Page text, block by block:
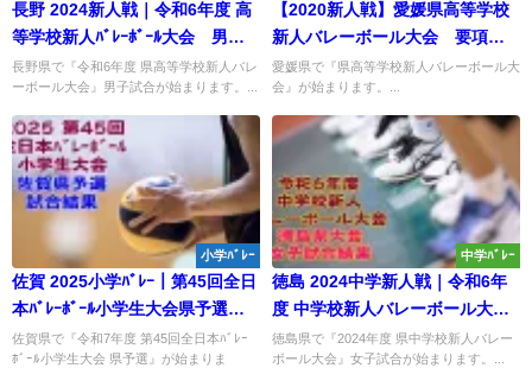
長野 2024新人戦｜令和6年度 高
等学校新人ﾊﾞﾚｰﾎﾞｰﾙ大会 男子
試合結果
長野県で『令和6年度 県高等学校新人バレ
ーボール大会』男子試合が始まります。...
【2020新人戦】愛媛県高等学校
新人バレーボール大会 要項・
組合せ
愛媛県で『県高等学校新人バレーボール大
会』が始まります。...
小学ﾊﾞﾚｰ
佐賀 2025小学ﾊﾞﾚｰ｜第45回全日
本ﾊﾞﾚｰﾎﾞｰﾙ小学生大会県予選
試合結果
佐賀県で『令和7年度 第45回全日本ﾊﾞﾚｰ
ﾎﾞｰﾙ小学生大会 県予選』が始まりま
中学ﾊﾞﾚｰ
徳島 2024中学新人戦｜令和6年
度 中学校新人バレーボール大
会 女子試合結果
徳島県で『2024年度 県中学校新人バレー
ボール大会』女子試合が始まります。...